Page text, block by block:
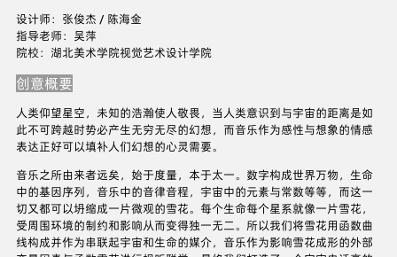
设计师：张俊杰 / 陈海金
指导老师：吴萍
院校：湖北美术学院视觉艺术设计学院
创意概要
人类仰望星空，未知的浩瀚使人敬畏，当人类意识到与宇宙的距离是如
此不可跨越时势必产生无穷无尽的幻想，而音乐作为感性与想象的情感
表达正好可以填补人们幻想的心灵需要。
音乐之所由来者远矣，始于度量，本于太一。数字构成世界万物，生命
中的基因序列，音乐中的音律音程，宇宙中的元素与常数等等，而这一
切又都可以坍缩成一片微观的雪花。每个生命每个星系就像一片雪花，
受周围环境的制约和影响从而变得独一无二。所以我们将雪花用函数曲
线构成并作为串联起宇宙和生命的媒介，音乐作为影响雪花成形的外部